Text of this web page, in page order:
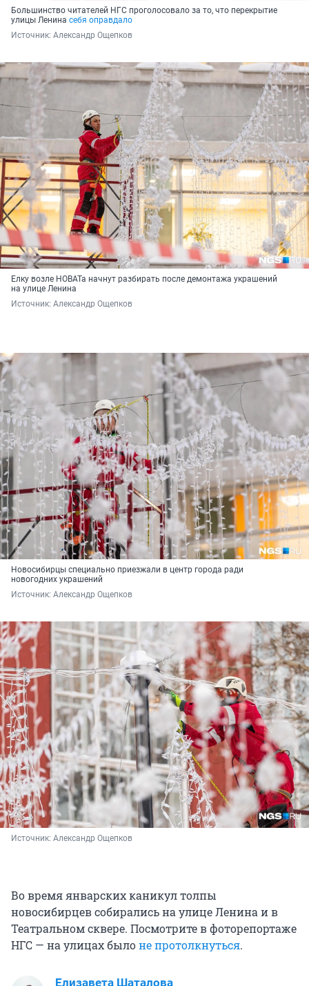
Большинство читателей НГС проголосовало за то, что перекрытие
улицы Ленина себя оправдало
Источник: Александр Ощепков
Елку возле НОВАТа начнут разбирать после демонтажа украшений
на улице Ленина
Источник: Александр Ощепков
Новосибирцы специально приезжали в центр города ради
новогодних украшений
Источник: Александр Ощепков
Источник: Александр Ощепков
Во время январских каникул толпы
новосибирцев собирались на улице Ленина и в
Театральном сквере. Посмотрите в фоторепортаже
НГС — на улицах былоне протолкнуться.
Елизавета Шаталова